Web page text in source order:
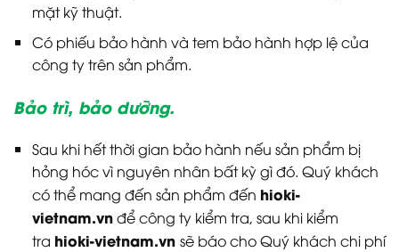
mặt kỹ thuật.
Có phiếu bảo hành và tem bảo hành hợp lệ của
công ty trên sản phẩm.
Bảo trì, bảo dưỡng.
Sau khi hết thời gian bảo hành nếu sản phẩm bị
hỏng hóc vì nguyên nhân bất kỳ gì đó. Quý khách
có thể mang đến sản phẩm đến hioki-
vietnam.vnđể công ty kiểm tra, sau khi kiểm
tra hioki-vietnam.vn sẽ báo cho Quý khách chi phí